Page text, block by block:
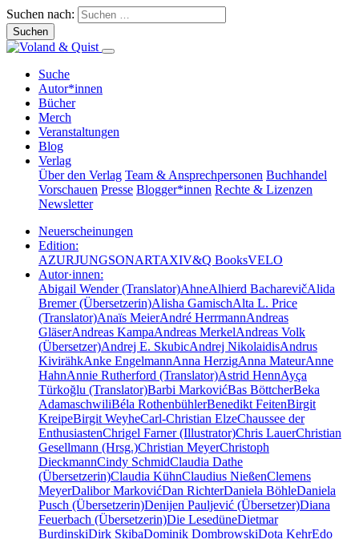
Suchen nach:
Suche
Autor*innen
Bücher
Merch
Veranstaltungen
Blog
Verlag
Über den Verlag Team & Ansprechpersonen Buchhandel
Vorschauen Presse Blogger*innen Rechte & Lizenzen
Newsletter
Neuerscheinungen
Edition:
AZURJUNGSONARTAXIV&Q BooksVELO
Autor·innen:
Abigail Wender (Translator)AhneAlhierd BacharevičAlida
Bremer (Übersetzerin)Alisha GamischAlta L. Price
(Translator)Anaïs MeierAndré HerrmannAndreas
GläserAndreas KampaAndreas MerkelAndreas Volk
(Übersetzer)Andrej E. SkubicAndrej NikolaidisAndrus
KivirähkAnke EngelmannAnna HerzigAnna MateurAnne
HahnAnnie Rutherford (Translator)Astrid HennAyça
Türkoğlu (Translator)Barbi MarkovićBas BöttcherBeka
AdamaschwiliBéla RothenbühlerBenedikt FeitenBirgit
KreipeBirgit WeyheCarl-Christian ElzeChaussee der
EnthusiastenChrigel Farner (Illustrator)Chris LauerChristian
Gesellmann (Hrsg.)Christian MeyerChristoph
DieckmannCindy SchmidClaudia Dathe
(Übersetzerin)Claudia KühnClaudius NießenClemens
MeyerDalibor MarkovićDan RichterDaniela BöhleDaniela
Pusch (Übersetzerin)Denijen Pauljević (Übersetzer)Diana
Feuerbach (Übersetzerin)Die LesedüneDietmar
BurdinskiDirk SkibaDominik DombrowskiDota KehrEdo